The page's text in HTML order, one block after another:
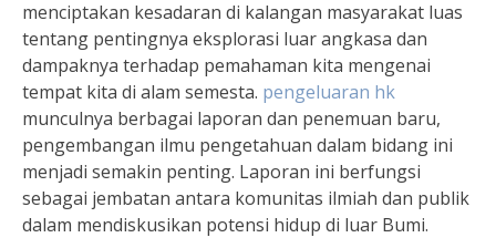
menciptakan kesadaran di kalangan masyarakat luas
tentang pentingnya eksplorasi luar angkasa dan
dampaknya terhadap pemahaman kita mengenai
tempat kita di alam semesta. pengeluaran hk
munculnya berbagai laporan dan penemuan baru,
pengembangan ilmu pengetahuan dalam bidang ini
menjadi semakin penting. Laporan ini berfungsi
sebagai jembatan antara komunitas ilmiah dan publik
dalam mendiskusikan potensi hidup di luar Bumi.